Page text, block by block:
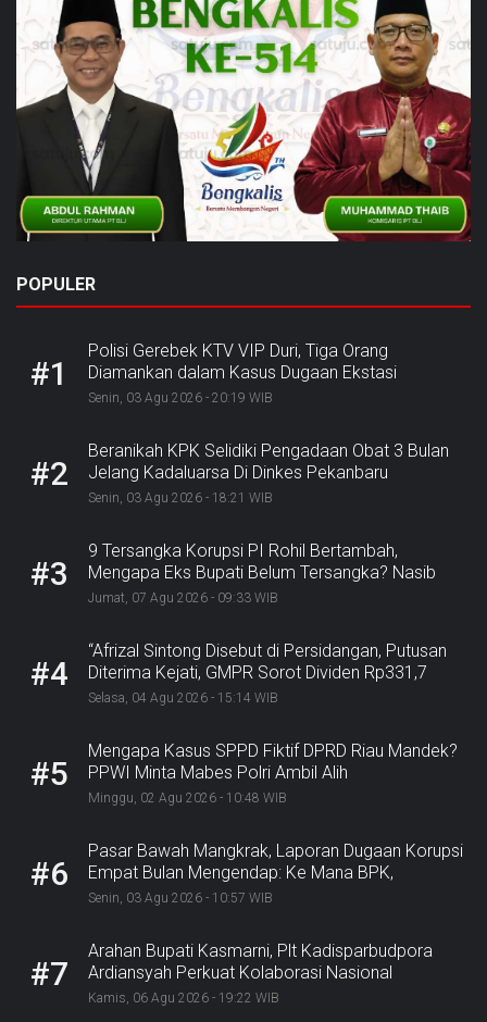
POPULER
#1
Polisi Gerebek KTV VIP Duri, Tiga Orang
Diamankan dalam Kasus Dugaan Ekstasi
Senin, 03 Agu 2026 - 20:19 WIB
#2
Beranikah KPK Selidiki Pengadaan Obat 3 Bulan
Jelang Kadaluarsa Di Dinkes Pekanbaru
Senin, 03 Agu 2026 - 18:21 WIB
#3
9 Tersangka Korupsi PI Rohil Bertambah,
Mengapa Eks Bupati Belum Tersangka? Nasib
Rp9,2 Miliar
Jumat, 07 Agu 2026 - 09:33 WIB
#4
“Afrizal Sintong Disebut di Persidangan, Putusan
Diterima Kejati, GMPR Sorot Dividen Rp331,7
Miliar”
Selasa, 04 Agu 2026 - 15:14 WIB
#5
Mengapa Kasus SPPD Fiktif DPRD Riau Mandek?
PPWI Minta Mabes Polri Ambil Alih
Minggu, 02 Agu 2026 - 10:48 WIB
#6
Pasar Bawah Mangkrak, Laporan Dugaan Korupsi
Empat Bulan Mengendap: Ke Mana BPK,
Inspektorat, dan Kejaksaan?
Senin, 03 Agu 2026 - 10:57 WIB
#7
Arahan Bupati Kasmarni, Plt Kadisparbudpora
Ardiansyah Perkuat Kolaborasi Nasional
Sukseskan Ekraforia 2026 dan Bangun Bengkalis
Kamis, 06 Agu 2026 - 19:22 WIB